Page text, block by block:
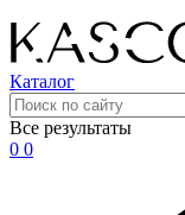
Каталог
Все результаты
0 0